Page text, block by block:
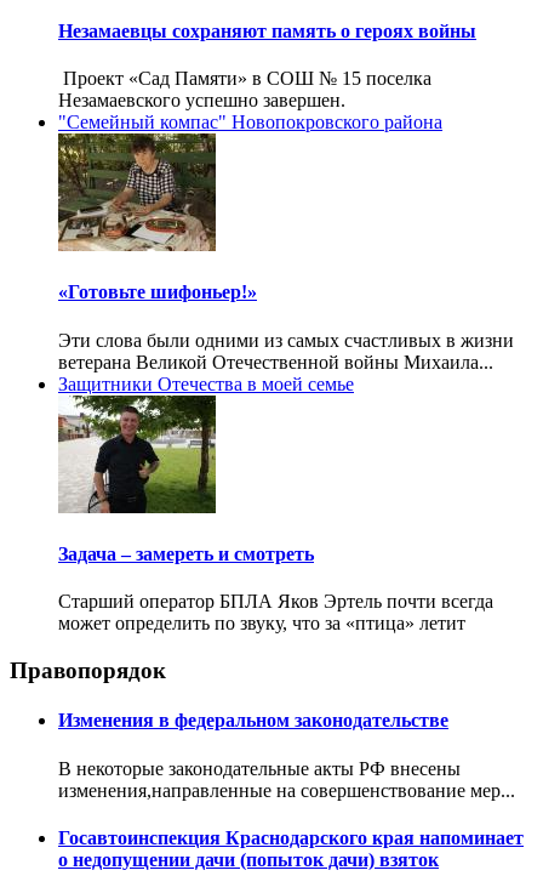
Незамаевцы сохраняют память о героях войны
Проект «Сад Памяти» в СОШ № 15 поселка
Незамаевского успешно завершен.
"Семейный компас" Новопокровского района
«Готовьте шифоньер!»
Эти слова были одними из самых счастливых в жизни
ветерана Великой Отечественной войны Михаила...
Защитники Отечества в моей семье
Задача – замереть и смотреть
Старший оператор БПЛА Яков Эртель почти всегда
может определить по звуку, что за «птица» летит
Правопорядок
Изменения в федеральном законодательстве
В некоторые законодательные акты РФ внесены
изменения,направленные на совершенствование мер...
Госавтоинспекция Краснодарского края напоминает
о недопущении дачи (попыток дачи) взяток